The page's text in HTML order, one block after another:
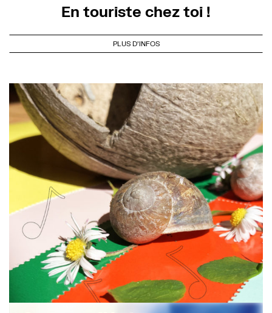
En touriste chez toi !
PLUS D'INFOS